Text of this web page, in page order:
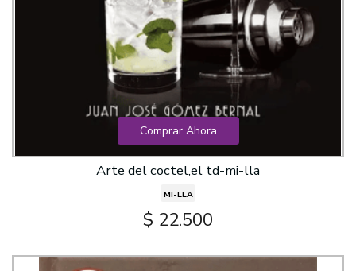
Comprar Ahora
Arte del coctel,el td-mi-lla
MI-LLA
$ 22.500